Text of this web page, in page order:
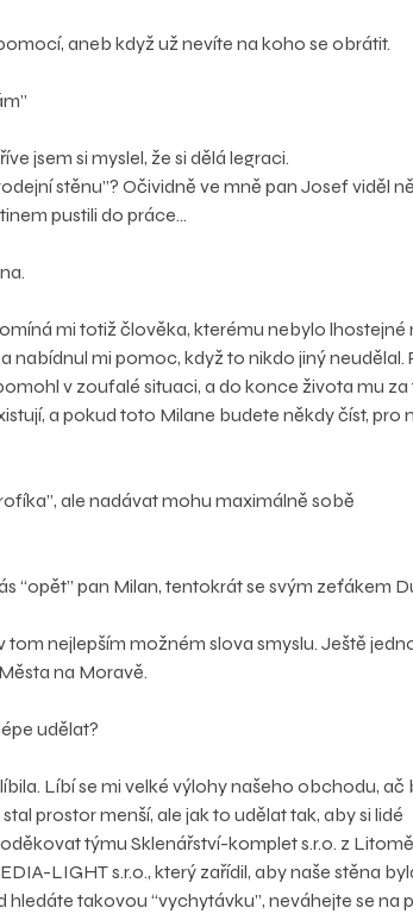
aneb když už nevíte na koho se obrátit.
jsem si myslel, že si dělá legraci.
stěnu”? Očividně ve mně pan Josef viděl
pustili do práce…
mi totiž člověka, kterému nebylo lhostejné
mi pomoc, když to nikdo jiný neudělal.
v zoufalé situaci, a do konce života mu za
a pokud toto Milane budete někdy číst, pro
ale nadávat mohu maximálně sobě
“opět” pan Milan, tentokrát se svým zeťákem
tom nejlepším možném slova smyslu. Ještě
na Moravě.
udělat?
Líbí se mi velké výlohy našeho obchodu, ač
prostor menší, ale jak to udělat tak, aby si lidé
týmu Sklenářství-komplet s.r.o. z
LIGHT s.r.o., který zařídil, aby naše stěna
hledáte takovou “vychytávku”, neváhejte se na